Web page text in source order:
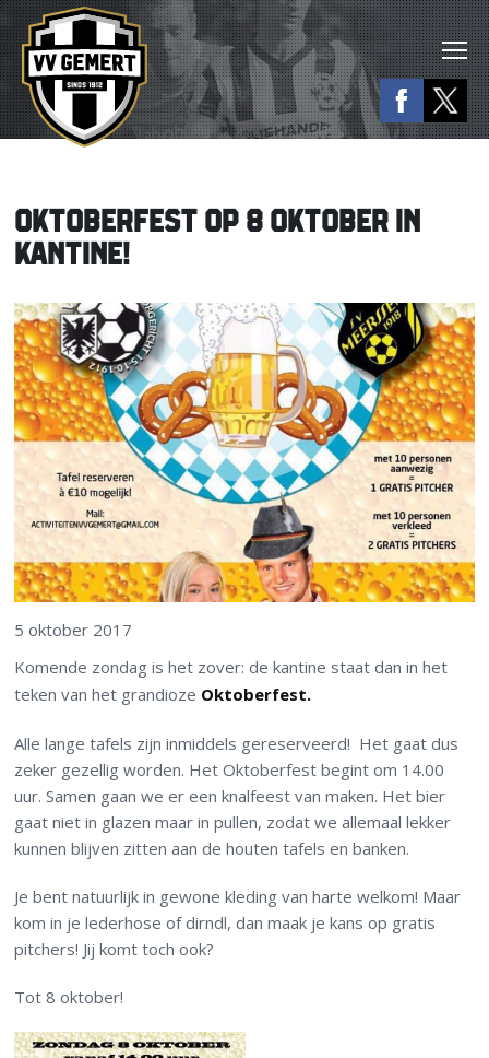
OKTOBERFEST OP 8 OKTOBER IN
KANTINE!
5 oktober 2017
Komende zondag is het zover: de kantine staat dan in het
teken van het grandioze Oktoberfest.
Alle lange tafels zijn inmiddels gereserveerd! Het gaat dus
zeker gezellig worden. Het Oktoberfest begint om 14.00
uur. Samen gaan we er een knalfeest van maken. Het bier
gaat niet in glazen maar in pullen, zodat we allemaal lekker
kunnen blijven zitten aan de houten tafels en banken.
Je bent natuurlijk in gewone kleding van harte welkom! Maar
kom in je lederhose of dirndl, dan maak je kans op gratis
pitchers! Jij komt toch ook?
Tot 8 oktober!